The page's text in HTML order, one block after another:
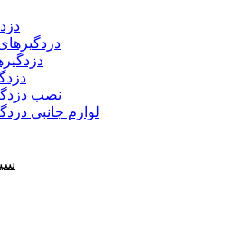
نصب
لوازم جانبی